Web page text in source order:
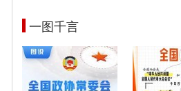
一图千言